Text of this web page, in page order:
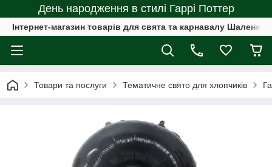
День народження в стилі Гаррі Поттер
Інтернет-магазин товарів для свята та карнавалу Шалене
Товари та послуги Тематичне свято для хлопчиків